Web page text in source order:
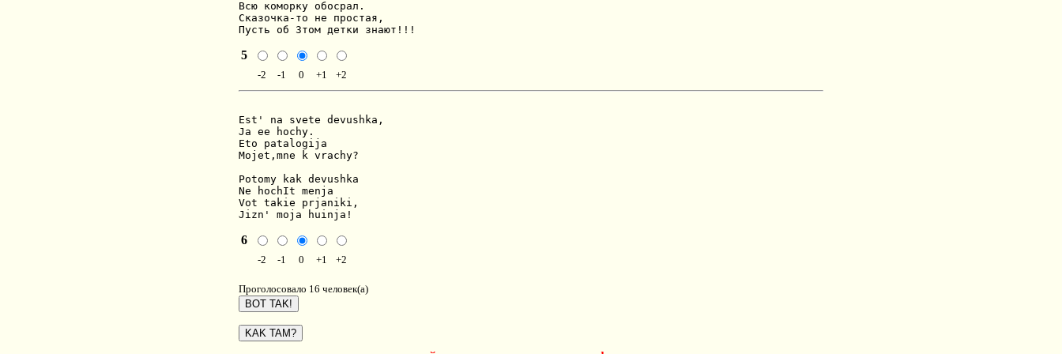
Всю коморку обосрал.
Сказочка-то не простая,
Пусть об 3том детки знают!!!
5
-2 -1 0 +1 +2
Est' na svete devushka,
Ja ee hochy.
Eto patalogija
Mojet,mne k vrachy?
Potomy kak devushka
Ne hochIt menja
Vot takie prjaniki,
Jizn' moja huinja!
6
-2 -1 0 +1 +2
Проголосовало 16 человек(а)